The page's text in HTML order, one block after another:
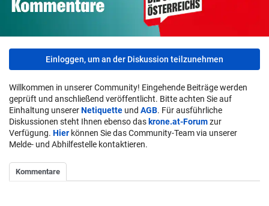
Einloggen, um an der Diskussion teilzunehmen
Willkommen in unserer Community! Eingehende Beiträge werden
geprüft und anschließend veröffentlicht. Bitte achten Sie auf
Einhaltung unsererNetiquette und AGB. Für ausführliche
Diskussionen steht Ihnen ebenso das krone.at-Forumzur
Verfügung. Hier können Sie das Community-Team via unserer
Melde- und Abhilfestelle kontaktieren.